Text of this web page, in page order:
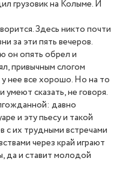
грузовик на Колыме. И
Здесь никто почти
за эти пять вечеров.
он опять обрел и
привычным слогом
у нее все хорошо. Но на то
умеют сказать, не говоря.
давно
и эту пьесу и такой
с их трудными встречами
через край играют
да и ставит молодой